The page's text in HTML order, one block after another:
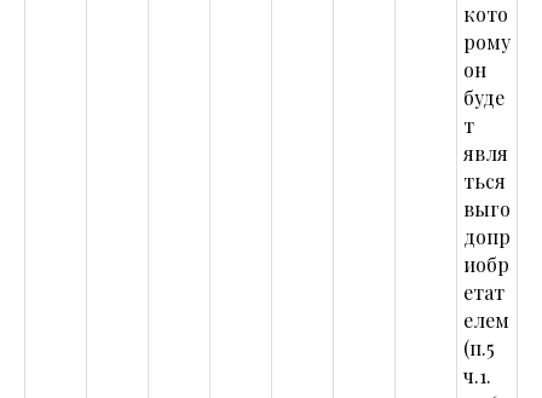
кото
рому
он
буде
т
явля
ться
выго
допр
иобр
етат
елем
(п.5
ч.1.